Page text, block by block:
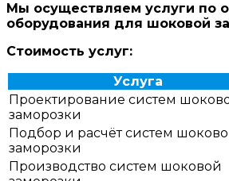
Мы осуществляем услуги по
оборудования для шоковой
Стоимость услуг:
Услуга
Проектирование систем
заморозки
Подбор и расчёт систем
заморозки
Производство систем шоковой